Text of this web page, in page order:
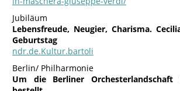
Jubiläum
Lebensfreude, Neugier, Charisma.
Geburtstag
ndr.de.Kultur.bartoli
Berlin/ Philharmonie
Um die Berliner